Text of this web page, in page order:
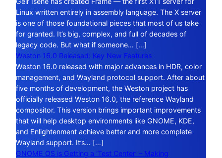
Linux written entirely in assembly language. The X server
is one of those foundational pieces that most of us take
for granted. It’s big, complex, and full of decades of
legacy code. But what if someone… […]
Weston 16.0 Released: Key New Features
Weston 16.0 released with major advances in HDR, color
management, and Wayland protocol support. After about
five months of development, the Weston project has
officially released Weston 16.0, the reference Wayland
compositor. This version brings important improvements
that will help desktop environments like GNOME, KDE,
and Enlightenment achieve better and more complete
Wayland support. It’s… […]
GNOME OS is Getting a ‘Test Center’ – Making